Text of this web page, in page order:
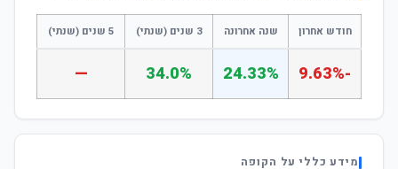
חודש אחרון שנה אחרונה 3 שנים (שנתי) 5 שנים (שנתי)
-9.63%
24.33%
34.0%
—
מידע כללי על הקופה